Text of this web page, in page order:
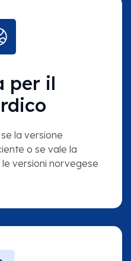
per il
la versione
o se vale la
versioni norvegese